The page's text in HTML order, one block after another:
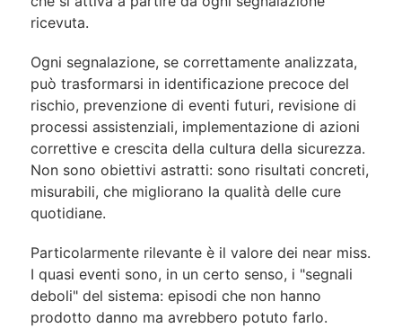
ricevuta.
Ogni segnalazione, se correttamente analizzata,
può trasformarsi in identificazione precoce del
rischio, prevenzione di eventi futuri, revisione di
processi assistenziali, implementazione di azioni
correttive e crescita della cultura della sicurezza.
Non sono obiettivi astratti: sono risultati concreti,
misurabili, che migliorano la qualità delle cure
quotidiane.
Particolarmente rilevante è il valore dei near miss.
I quasi eventi sono, in un certo senso, i "segnali
deboli" del sistema: episodi che non hanno
prodotto danno ma avrebbero potuto farlo.